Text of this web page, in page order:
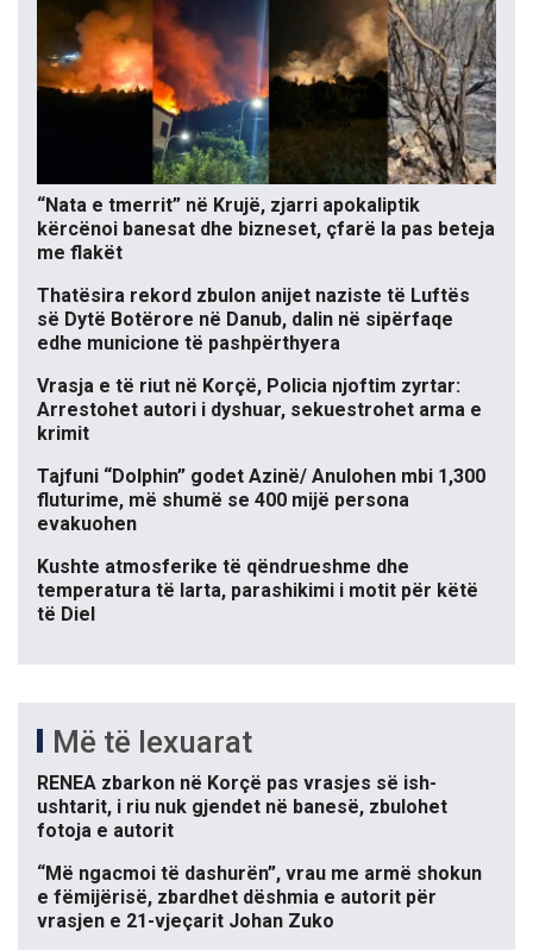
“Nata e tmerrit” në Krujë, zjarri apokaliptik
kërcënoi banesat dhe bizneset, çfarë la pas beteja
me flakët
Thatësira rekord zbulon anijet naziste të Luftës
së Dytë Botërore në Danub, dalin në sipërfaqe
edhe municione të pashpërthyera
Vrasja e të riut në Korçë, Policia njoftim zyrtar:
Arrestohet autori i dyshuar, sekuestrohet arma e
krimit
Tajfuni “Dolphin” godet Azinë/ Anulohen mbi 1,300
fluturime, më shumë se 400 mijë persona
evakuohen
Kushte atmosferike të qëndrueshme dhe
temperatura të larta, parashikimi i motit për këtë
të Diel
Më të lexuarat
RENEA zbarkon në Korçë pas vrasjes së ish-
ushtarit, i riu nuk gjendet në banesë, zbulohet
fotoja e autorit
“Më ngacmoi të dashurën”, vrau me armë shokun
e fëmijërisë, zbardhet dëshmia e autorit për
vrasjen e 21-vjeçarit Johan Zuko